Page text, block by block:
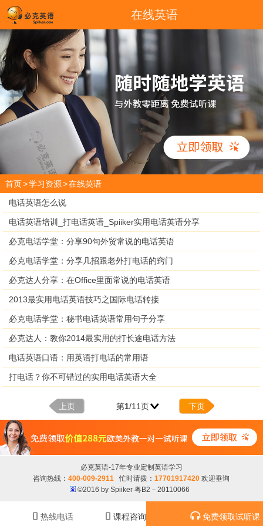
在线英语
首页>学习资源>在线英语
电话英语怎么说
电话英语培训_打电话英语_Spiiker实用电话英语分享
必克电话学堂：分享90句外贸常说的电话英语
必克电话学堂：分享几招跟老外打电话的窍门
必克达人分享：在Office里面常说的电话英语
2013最实用电话英语技巧之国际电话转接
必克电话学堂：秘书电话英语常用句子分享
必克达人：教你2014最实用的打长途电话方法
电话英语口语：用英语打电话的常用语
打电话？你不可错过的实用电话英语大全
上页 第1/11页 下页
必克英语-17年专业定制英语学习
咨询热线：400-009-2911 忙时请拨：17701917420 欢迎垂询
©2016 by Spiiker 粤B2－20110066
 热线电话  课程咨询  免费领取试听课